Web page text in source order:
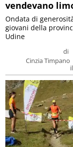
vendevano
di
Cinzia Timpano
Ondata di
giovani della
Udine